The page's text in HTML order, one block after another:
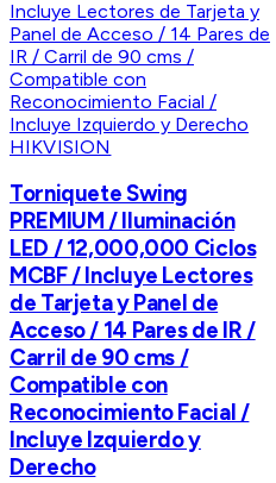
HIKVISION
Torniquete Swing
PREMIUM / Iluminación
LED / 12,000,000 Ciclos
MCBF / Incluye Lectores
de Tarjeta y Panel de
Acceso / 14 Pares de IR /
Carril de 90 cms /
Compatible con
Reconocimiento Facial /
Incluye Izquierdo y
Derecho